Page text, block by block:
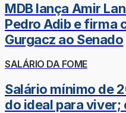
MDB lança Amir
Pedro Adib e firma
Gurgacz ao Senado
SALÁRIO DA FOME
Salário mínimo de
do ideal para viver;